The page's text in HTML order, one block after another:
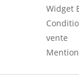
Widget
vente